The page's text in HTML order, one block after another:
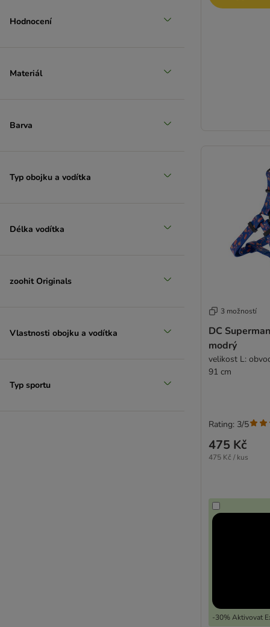
Hodnocení
Materiál
Barva
Typ obojku a vodítka
Délka vodítka
zoohit Originals
Vlastnosti obojku a vodítka
Typ sportu
3 možností
DC
modrý
velikost L:
91 cm
475 Kč
475 Kč / kus
-30% Aktivovat
Rating: 3/5